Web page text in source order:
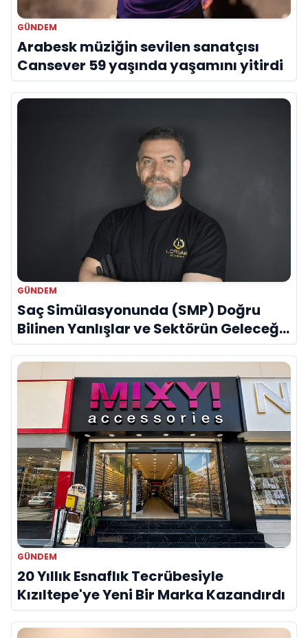
GÜNDEM
Arabesk müziğin sevilen sanatçısı
Cansever 59 yaşında yaşamını yitirdi
GÜNDEM
Saç Simülasyonunda (SMP) Doğru
Bilinen Yanlışlar ve Sektörün Geleceği:
Onur Akdeniz ile Özel Röportaj
GÜNDEM
20 Yıllık Esnaflık Tecrübesiyle
Kızıltepe'ye Yeni Bir Marka Kazandırdı